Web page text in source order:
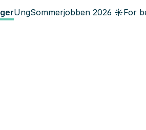
UngSommerjobben 2026 ☀️For